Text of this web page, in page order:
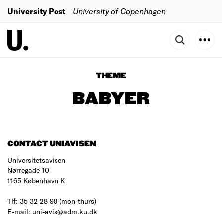
University Post University of Copenhagen
THEME
BABYER
CONTACT UNIAVISEN
Universitetsavisen
Nørregade 10
1165 København K
Tlf: 35 32 28 98 (mon-thurs)
E-mail: uni-avis@adm.ku.dk